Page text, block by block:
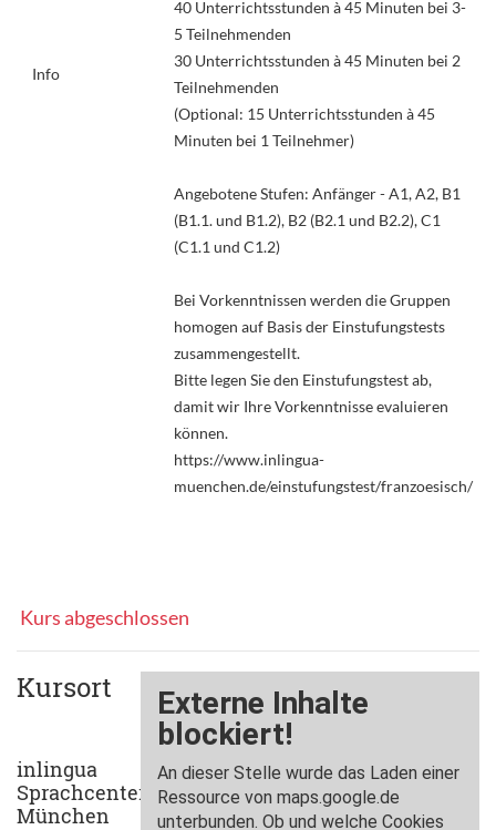
Info
40 Unterrichtsstunden à 45 Minuten bei 3-
5 Teilnehmenden
30 Unterrichtsstunden à 45 Minuten bei 2
Teilnehmenden
(Optional: 15 Unterrichtsstunden à 45
Minuten bei 1 Teilnehmer)
Angebotene Stufen: Anfänger - A1, A2, B1
(B1.1. und B1.2), B2 (B2.1 und B2.2), C1
(C1.1 und C1.2)
Bei Vorkenntnissen werden die Gruppen
homogen auf Basis der Einstufungstests
zusammengestellt.
Bitte legen Sie den Einstufungstest ab,
damit wir Ihre Vorkenntnisse evaluieren
können.
https://www.inlingua-
muenchen.de/einstufungstest/franzoesisch/
Kurs abgeschlossen
Kursort
inlingua
Sprachcenter
München